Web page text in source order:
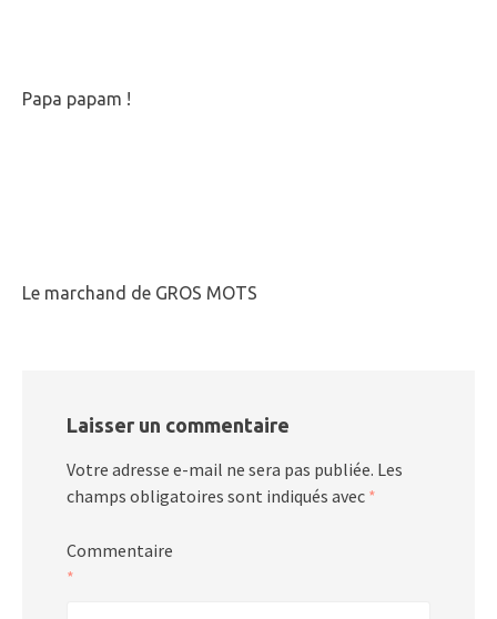
Papa papam !
Le marchand de GROS MOTS
Laisser un commentaire
Votre adresse e-mail ne sera pas publiée. Les
champs obligatoires sont indiqués avec *
Commentaire
*